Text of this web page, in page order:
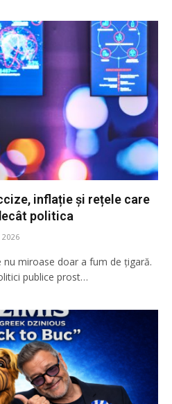
inflație și rețele care
politica
2026
miroase doar a fum de țigară.
publice prost…